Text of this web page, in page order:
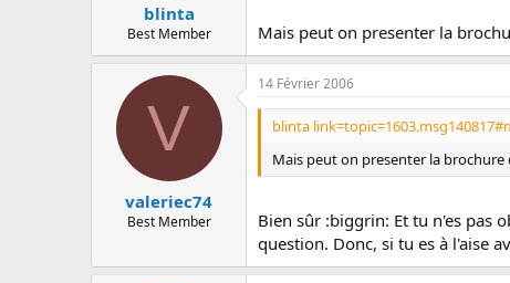
blinta
Best Member Mais peut on presenter la
V
valeriec74
Best Member
14 Février 2006
blinta
Mais peut on presenter la brochure
Bien sûr :biggrin: Et tu n'es pas
question. Donc, si tu es à l'aise